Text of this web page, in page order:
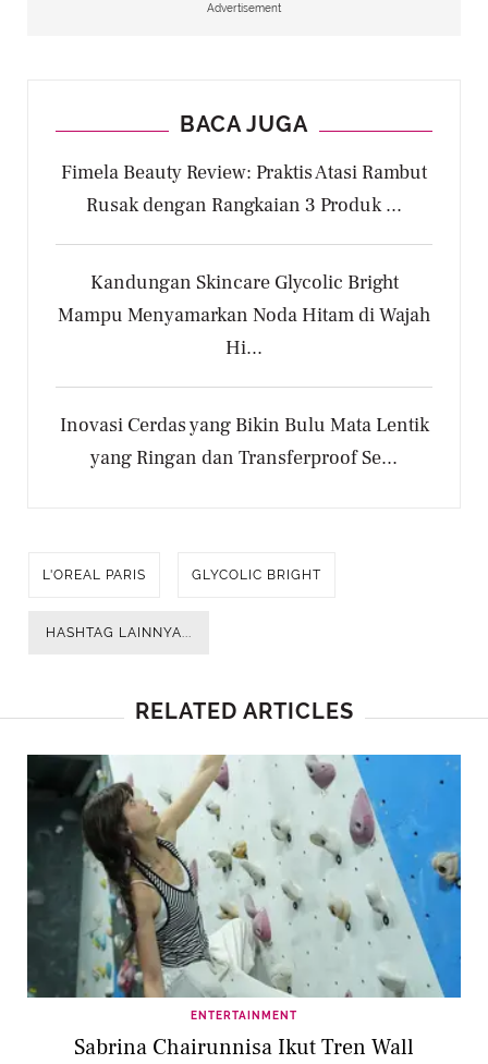
Advertisement
BACA JUGA
Fimela Beauty Review: Praktis Atasi Rambut
Rusak dengan Rangkaian 3 Produk ...
Kandungan Skincare Glycolic Bright
Mampu Menyamarkan Noda Hitam di Wajah
Hi...
Inovasi Cerdas yang Bikin Bulu Mata Lentik
yang Ringan dan Transferproof Se...
L'OREAL PARIS GLYCOLIC BRIGHT
HASHTAG LAINNYA...
RELATED ARTICLES
ENTERTAINMENT
Sabrina Chairunnisa Ikut Tren Wall